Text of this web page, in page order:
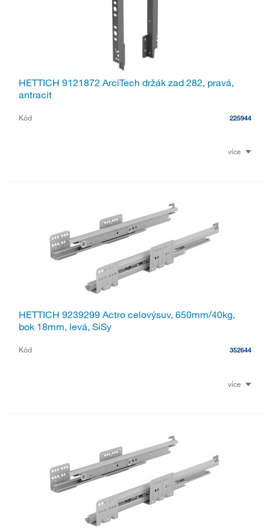
HETTICH 9121872 ArciTech držák zad 282, pravá,
antracit
Kód 225944
více
HETTICH 9239299 Actro celovýsuv, 650mm/40kg,
bok 18mm, levá, SiSy
Kód 352644
více